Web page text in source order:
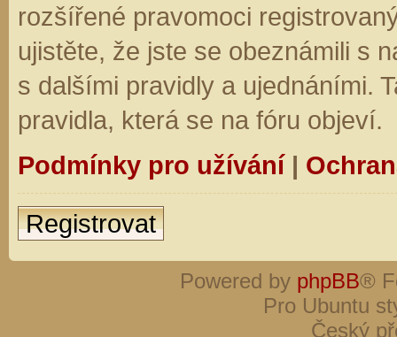
rozšířené pravomoci
ujistěte, že jste se obeznámili s
s dalšími pravidly a ujednáními.
pravidla, která se na fóru objeví.
Podmínky pro užívání|
Registrovat
Powered by phpBB®
Pro Ubuntu
Český